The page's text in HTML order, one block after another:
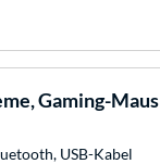
Gaming-Maus
USB-Kabel